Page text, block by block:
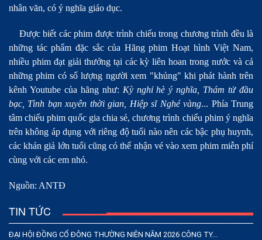
nhân văn, có ý nghĩa giáo dục.
Được biết các phim được trình chiếu trong chương trình đều là
những tác phẩm đặc sắc của Hãng phim Hoạt hình Việt Nam,
nhiều phim đạt giải thưởng tại các kỳ liên hoan trong nước và cả
những phim có số lượng người xem "khủng" khi phát hành trên
kênh Youtube của hãng như: Kỳ nghỉ hè ý nghĩa, Thám tử đầu
bạc, Tình bạn xuyên thời gian, Hiệp sĩ Nghé vàng... Phía Trung
tâm chiếu phim quốc gia chia sẻ, chương trình chiếu phim ý nghĩa
trên không áp dụng với riêng độ tuổi nào nên các bậc phụ huynh,
các khán giả lớn tuổi cũng có thể nhận vé vào xem phim miễn phí
cùng với các em nhỏ.
Nguồn: ANTĐ
TIN TỨC
ĐẠI HỘI ĐỒNG CỔ ĐÔNG THƯỜNG NIÊN NĂM 2026 CÔNG TY...